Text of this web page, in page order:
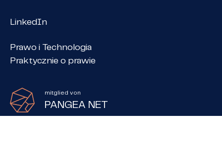
LinkedIn
Prawo i Technologia
Praktycznie o prawie
mitglied von
PANGEA NET